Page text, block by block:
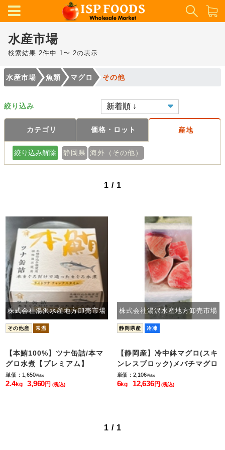
水産市場
検索結果 2件中 1〜 2の表示
水産市場 魚類 マグロ その他
絞り込み
カテゴリ 価格・ロット 産地
絞り込み解除 静岡県 海外（その他）
1 / 1
株式会社湯沢水産地方卸売市場
その他産 常温
【本鮪100%】ツナ缶詰/本マ
グロ水煮【プレミアム】
単価：1,650円/kg
2.4kg 3,960円 (税込)
株式会社湯沢水産地方卸売市場
静岡県産 冷凍
【静岡産】冷中鉢マグロ(スキ
ンレスブロック)メバチマグロ
単価：2,106円/kg
6kg 12,636円(税込)
1 / 1